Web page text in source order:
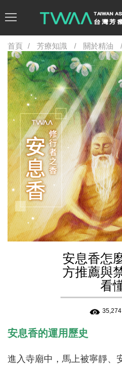
首頁 芳療知識 關於精油
安息香怎
方推薦與
看
35,274
安息香的運用歷史
進入寺廟中，馬上被寧靜、